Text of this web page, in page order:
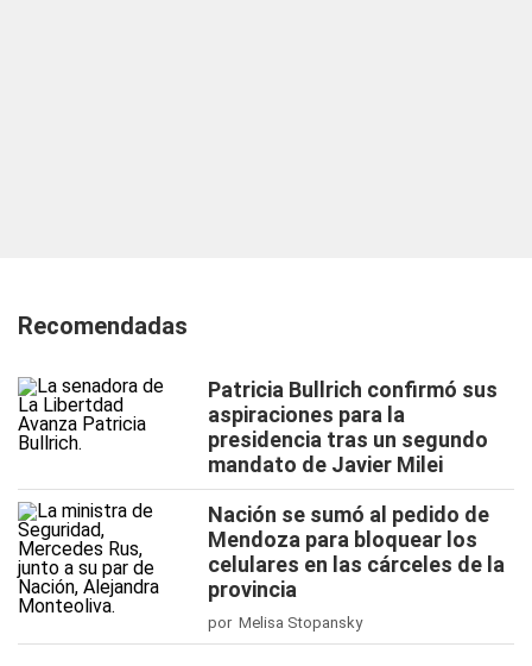
Recomendadas
Patricia Bullrich confirmó sus
aspiraciones para la
presidencia tras un segundo
mandato de Javier Milei
Nación se sumó al pedido de
Mendoza para bloquear los
celulares en las cárceles de la
provincia
por Melisa Stopansky